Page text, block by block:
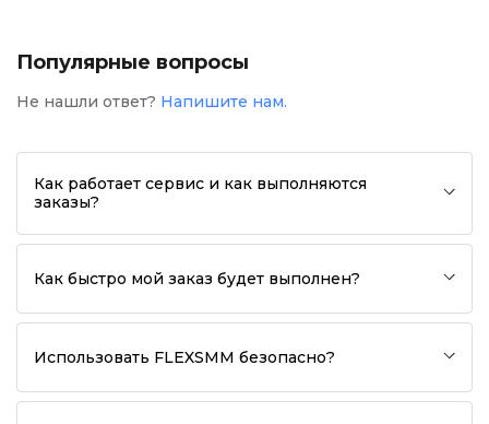
Популярные вопросы
Не нашли ответ? Напишите нам.
Как работает сервис и как выполняются
заказы?
Как быстро мой заказ будет выполнен?
Использовать FLEXSMM безопасно?